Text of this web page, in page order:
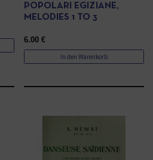
POPOLARI EGIZIANE,
MELODIES 1 TO 3
6.00€
In den Warenkorb